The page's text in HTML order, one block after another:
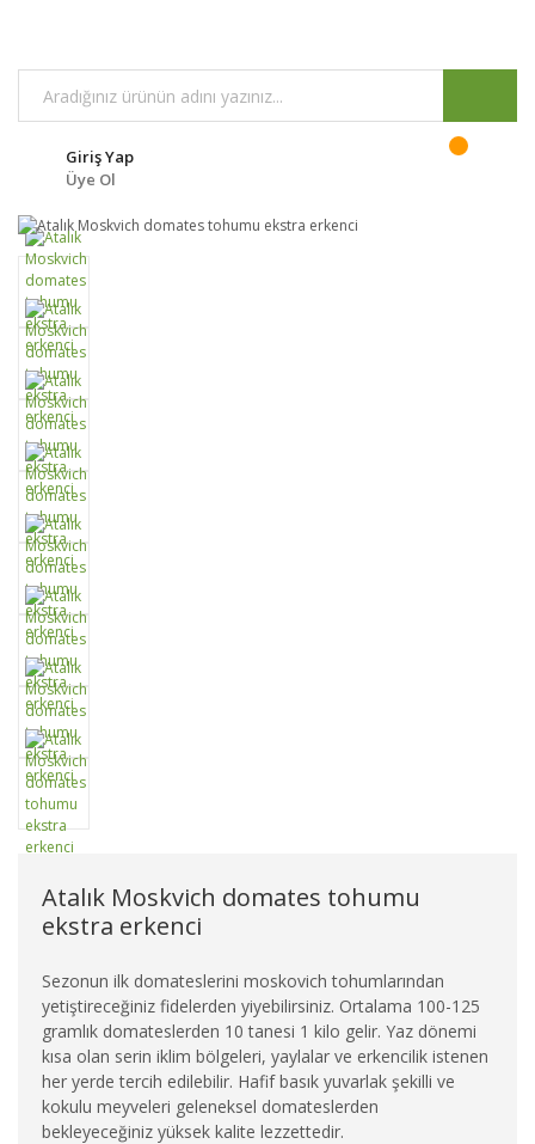
Giriş Yap
Üye Ol
Atalık Moskvich domates tohumu
ekstra erkenci
Sezonun ilk domateslerini moskovich tohumlarından
yetiştireceğiniz fidelerden yiyebilirsiniz. Ortalama 100-125
gramlık domateslerden 10 tanesi 1 kilo gelir. Yaz dönemi
kısa olan serin iklim bölgeleri, yaylalar ve erkencilik istenen
her yerde tercih edilebilir. Hafif basık yuvarlak şekilli ve
kokulu meyveleri geleneksel domateslerden
bekleyeceğiniz yüksek kalite lezzettedir.